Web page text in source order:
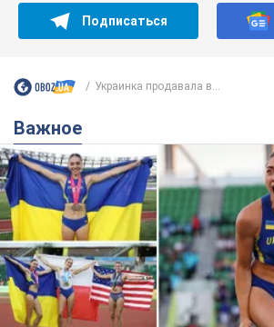
Подписаться
Украинка продавала в...
Важное